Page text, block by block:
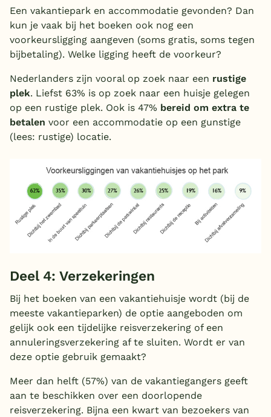
Een vakantiepark en accommodatie gevonden? Dan
kun je vaak bij het boeken ook nog een
voorkeursligging aangeven (soms gratis, soms tegen
bijbetaling). Welke ligging heeft de voorkeur?
Nederlanders zijn vooral op zoek naar een rustige
plek. Liefst 63% is op zoek naar een huisje gelegen
op een rustige plek. Ook is 47% bereid om extra te
betalen voor een accommodatie op een gunstige
(lees: rustige) locatie.
Deel 4: Verzekeringen
Bij het boeken van een vakantiehuisje wordt (bij de
meeste vakantieparken) de optie aangeboden om
gelijk ook een tijdelijke reisverzekering of een
annuleringsverzekering af te sluiten. Wordt er van
deze optie gebruik gemaakt?
Meer dan helft (57%) van de vakantiegangers geeft
aan te beschikken over een doorlopende
reisverzekering. Bijna een kwart van bezoekers van